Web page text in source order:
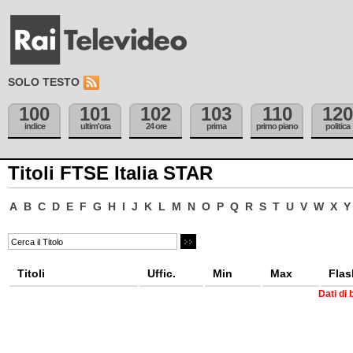
SOLO TESTO
100
indice
101
ultim'ora
102
24 ore
103
prima
110
primo piano
120
politica
Titoli FTSE Italia STAR
A B C D E F G H I J K L M N O P Q R S T U V W X Y
Titoli Uffic. Min Max
Dati di